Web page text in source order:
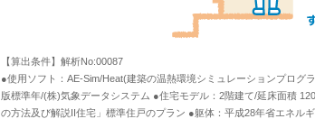
【算出条件】解析No:00087
●使用ソフト：AE-Sim/Heat(建築の温熱環境シミュレーションプロ
版標準年/(株)気象データシステム ●住宅モデル：2階建て/延床面積
の方法及び解説II住宅」標準住戸のプラン ●躯体：平成28年省エネル